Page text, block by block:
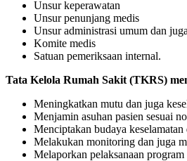
Unsur keperawatan
Unsur penunjang medis
Unsur administrasi umum dan
Komite medis
Satuan pemeriksaan internal.
Tata Kelola Rumah Sakit (TKRS)
Meningkatkan mutu dan juga
Menjamin asuhan pasien sesuai
Menciptakan budaya
Melakukan monitoring dan juga
Melaporkan pelaksanaan